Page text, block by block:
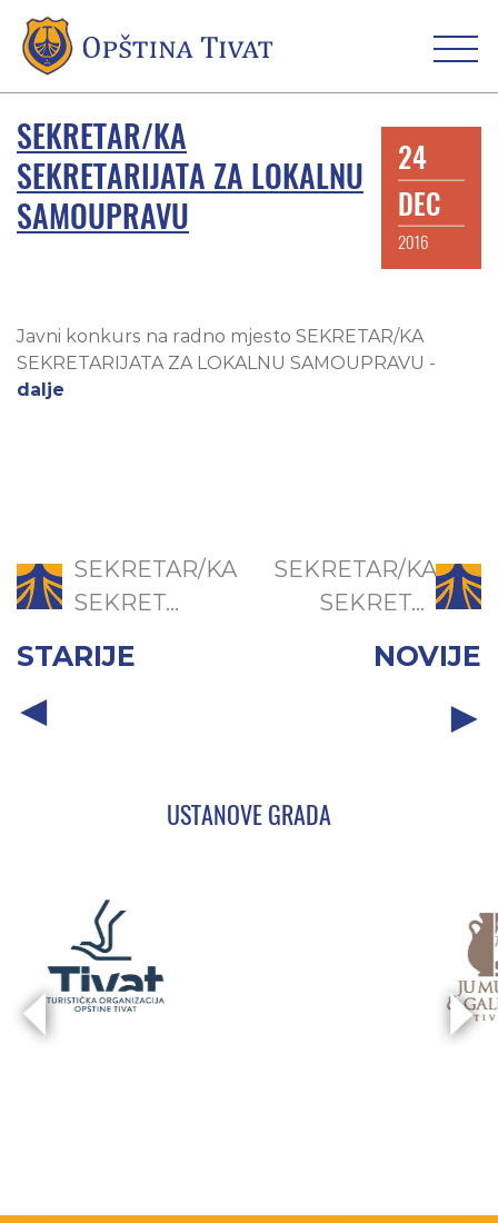
SEKRETAR/KA
SEKRETARIJATA ZA LOKALNU
SAMOUPRAVU
24
DEC
2016
Javni konkurs na radno mjesto SEKRETAR/KA
SEKRETARIJATA ZA LOKALNU SAMOUPRAVU -
dalje
SEKRETAR/KA
SEKRET...
STARIJE
SEKRETAR/KA
SEKRET...
NOVIJE
USTANOVE GRADA